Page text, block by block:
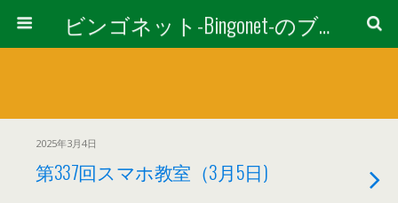
ビンゴネット-Bingonet-のブログ
2025年3月4日
第337回スマホ教室（3月5日)